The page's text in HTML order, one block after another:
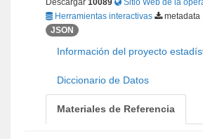
Descargar 10089
Sitio Web de la
Herramientas interactivas
metadata
JSON
Información del proyecto
Diccionario de Datos
Materiales de Referencia